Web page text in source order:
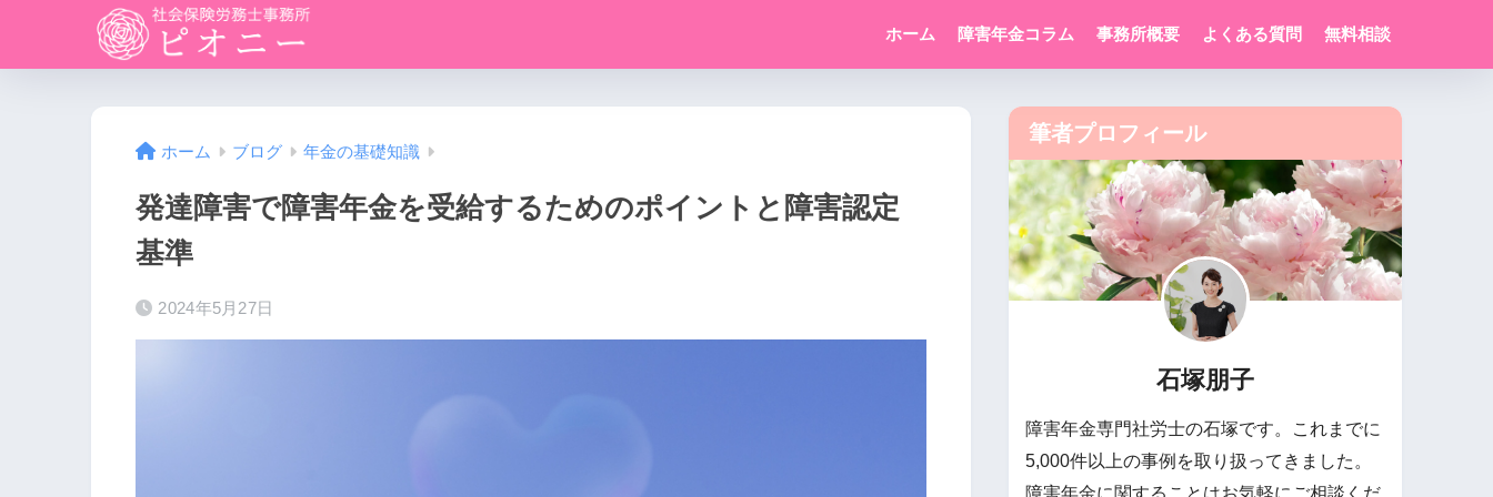
ホーム 障害年金コラム 事務所概要 よくある質問 無料相談
ホーム ブログ 年金の基礎知識
発達障害で障害年金を受給するためのポイントと障害認定
基準
2024年5月27日
筆者プロフィール
石塚朋子
障害年金専門社労士の石塚です。これまでに
5,000件以上の事例を取り扱ってきました。
障害年金に関することはお気軽にご相談くだ